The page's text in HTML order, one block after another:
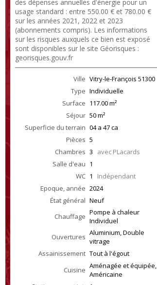
des dépenses annuelles d'énergie pour un
usage standard : entre 550.00 € et 780.00 €
sur les années 2021, 2022 et 2023
(abonnements compris). Les informations
sur les risques auxquels ce bien est exposé
sont disponibles sur le site Géorisques :
georisques.gouv.fr
Ville Vitry-le-François 51300
Type Individuelle
Surface 117.00m²
Séjour 50m²
Superficie du terrain 04 a 47 ca
Pièces 5
Chambres 3 avec PLacards
Salle d'eau 1
WC 1 Indépendant
Epoque, année 2024
État général Neuf
Chauffage Pompe à chaleur
Individuel
Ouvertures Aluminium, Double
vitrage
Assainissement Tout à l'égout
Cuisine Aménagée et équipée,
Américaine